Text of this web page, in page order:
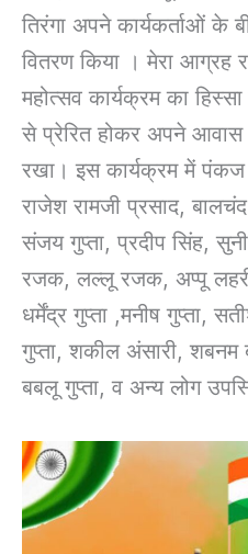
तिरंगा अपने कार्यकर्ताओं के
वितरण किया । मेरा आग्रह
महोत्सव कार्यक्रम का
से प्रेरित होकर अपने आवास
रखा। इस कार्यक्रम में पंकज
राजेश रामजी प्रसाद,
संजय गुप्ता, प्रदीप सिंह,
रजक, लल्लू रजक, अप्पू
धर्मेंद्र गुप्ता ,मनीष गुप्ता,
गुप्ता, शकील अंसारी, शबनम
बबलू गुप्ता, व अन्य लोग